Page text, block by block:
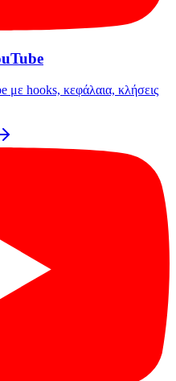
με hooks, κεφάλαια, κλήσεις